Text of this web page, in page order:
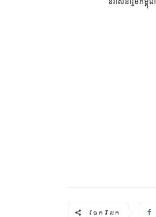
ចែករំលែក